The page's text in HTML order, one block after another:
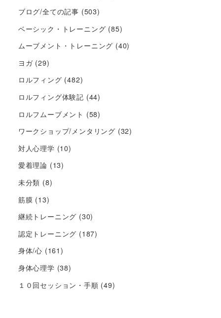
ブログ/全ての記事 (503)
ベーシック・トレーニング (85)
ムーブメント・トレーニング (40)
ヨガ(29)
ロルフィング (482)
ロルフィング体験記 (44)
ロルフムーブメント (58)
ワークショップ/メンタリング (32)
対人心理学 (10)
愛着理論 (13)
未分類 (8)
筋膜 (13)
継続トレーニング (30)
認定トレーニング (187)
身体/心 (161)
身体心理学 (38)
１０回セッション・手順 (49)